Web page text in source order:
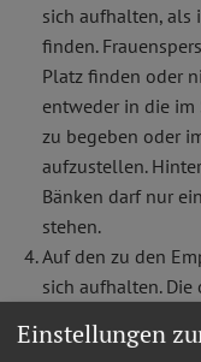
sich aufhalten, als
finden.
Platz finden oder
entweder in die
zu begeben oder
aufzustellen.
Bänken darf nur
stehen.
Auf den zu den
sich aufhalten. Die
Zum Musikchor
Einstellungen